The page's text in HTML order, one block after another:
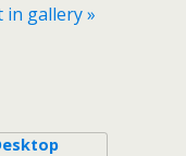
in gallery »